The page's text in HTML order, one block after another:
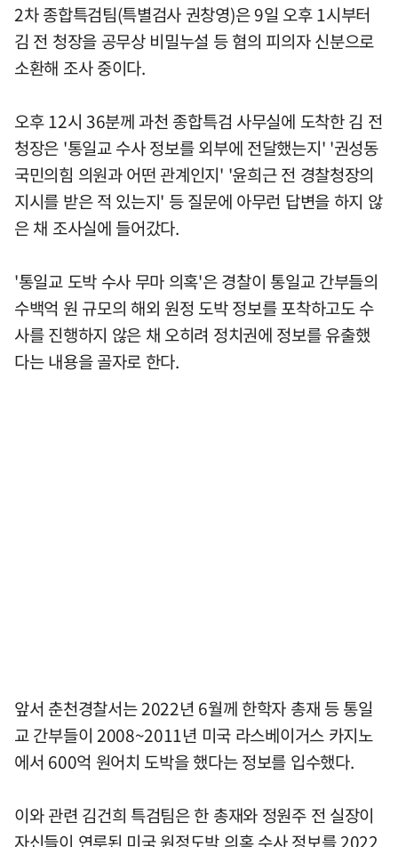
2차 종합특검팀(특별검사 권창영)은 9일 오후 1시부터
김 전 청장을 공무상 비밀누설 등 혐의 피의자 신분으로
소환해 조사 중이다.
오후 12시 36분께 과천 종합특검 사무실에 도착한 김 전
청장은 '통일교 수사 정보를 외부에 전달했는지' '권성동
국민의힘 의원과 어떤 관계인지' '윤희근 전 경찰청장의
지시를 받은 적 있는지' 등 질문에 아무런 답변을 하지 않
은 채 조사실에 들어갔다.
'통일교 도박 수사 무마 의혹'은 경찰이 통일교 간부들의
수백억 원 규모의 해외 원정 도박 정보를 포착하고도 수
사를 진행하지 않은 채 오히려 정치권에 정보를 유출했
다는 내용을 골자로 한다.
앞서 춘천경찰서는 2022년 6월께 한학자 총재 등 통일
교 간부들이 2008~2011년 미국 라스베이거스 카지노
에서 600억 원어치 도박을 했다는 정보를 입수했다.
이와 관련 김건희 특검팀은 한 총재와 정원주 전 실장이
자신들이 연루된 미국 원정도박 의혹 수사 정보를 2022